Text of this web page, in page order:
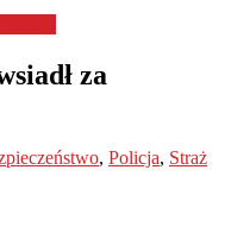
za
, Policja, Straż